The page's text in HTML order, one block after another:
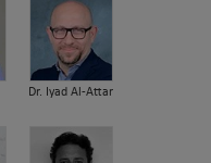
Dr. Iyad Al-Attar